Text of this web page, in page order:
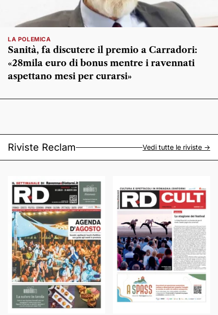
LA POLEMICA
Sanità, fa discutere il premio a Carradori:
«28mila euro di bonus mentre i ravennati
aspettano mesi per curarsi»
Riviste Reclam Vedi tutte le riviste ->